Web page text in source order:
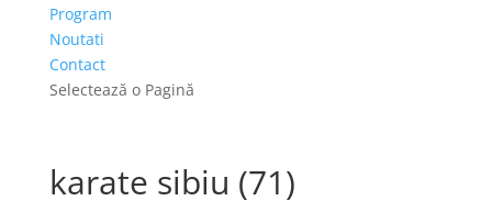
Program
Noutati
Contact
Selectează o Pagină
karate sibiu (71)